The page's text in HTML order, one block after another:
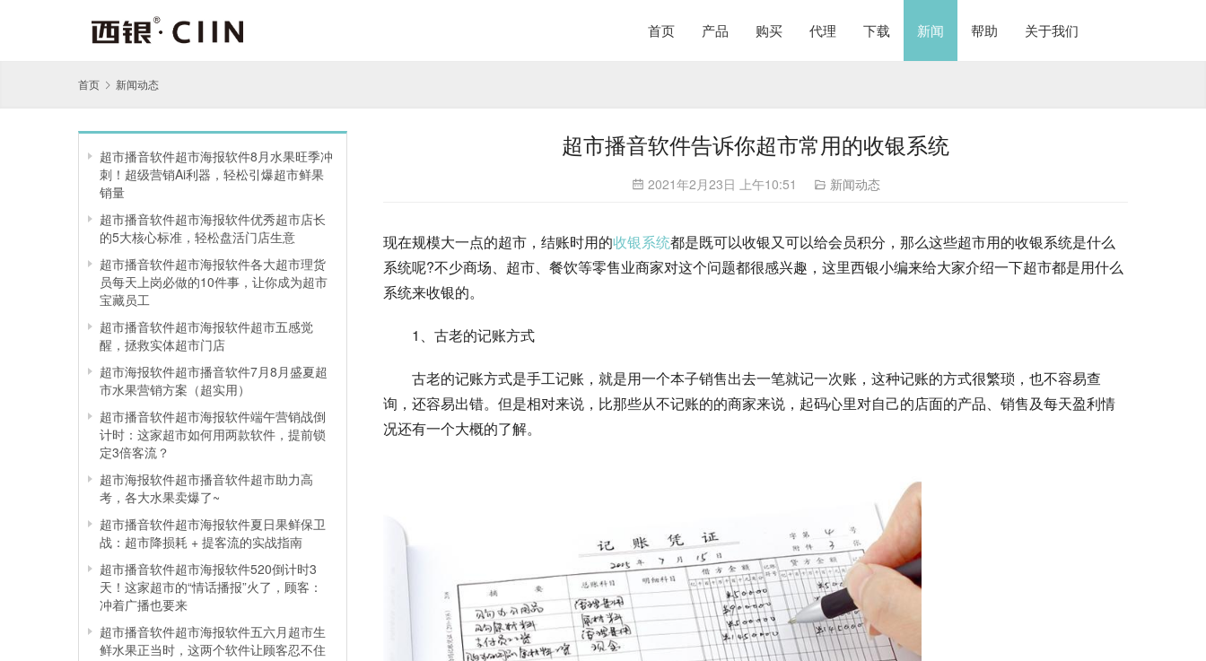
首页 产品 购买 代理 下载 新闻 帮助 关于我们
首页 新闻动态
超市播音软件超市海报软件8月水果旺季冲
刺！超级营销Ai利器，轻松引爆超市鲜果
销量
超市播音软件超市海报软件优秀超市店长
的5大核心标准，轻松盘活门店生意
超市播音软件超市海报软件各大超市理货
员每天上岗必做的10件事，让你成为超市
宝藏员工
超市播音软件超市海报软件超市五感觉
醒，拯救实体超市门店
超市海报软件超市播音软件7月8月盛夏超
市水果营销方案（超实用）
超市播音软件超市海报软件端午营销战倒
计时：这家超市如何用两款软件，提前锁
定3倍客流？
超市海报软件超市播音软件超市助力高
考，各大水果卖爆了~
超市播音软件超市海报软件夏日果鲜保卫
战：超市降损耗 + 提客流的实战指南
超市播音软件超市海报软件520倒计时3
天！这家超市的“情话播报”火了，顾客：
冲着广播也要来
超市播音软件超市海报软件五六月超市生
鲜水果正当时，这两个软件让顾客忍不住
超市播音软件告诉你超市常用的收银系统
2021年2月23日 上午10:51 新闻动态
现在规模大一点的超市，结账时用的收银系统都是既可以收银又可以给会员积分，那么这些超市用的收银系统是什么
系统呢?不少商场、超市、餐饮等零售业商家对这个问题都很感兴趣，这里西银小编来给大家介绍一下超市都是用什么
系统来收银的。
1、古老的记账方式
古老的记账方式是手工记账，就是用一个本子销售出去一笔就记一次账，这种记账的方式很繁琐，也不容易查
询，还容易出错。但是相对来说，比那些从不记账的的商家来说，起码心里对自己的店面的产品、销售及每天盈利情
况还有一个大概的了解。